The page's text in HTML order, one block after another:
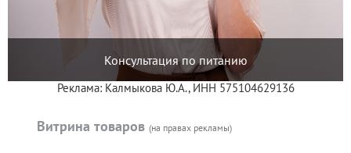
Консультация по питанию
Реклама: Калмыкова Ю.А., ИНН 575104629136
Витрина товаров (на правах рекламы)